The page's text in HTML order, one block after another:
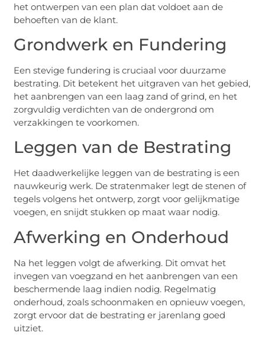
het ontwerpen van een plan dat voldoet aan de
behoeften van de klant.
Grondwerk en Fundering
Een stevige fundering is cruciaal voor duurzame
bestrating. Dit betekent het uitgraven van het gebied,
het aanbrengen van een laag zand of grind, en het
zorgvuldig verdichten van de ondergrond om
verzakkingen te voorkomen.
Leggen van de Bestrating
Het daadwerkelijke leggen van de bestrating is een
nauwkeurig werk. De stratenmaker legt de stenen of
tegels volgens het ontwerp, zorgt voor gelijkmatige
voegen, en snijdt stukken op maat waar nodig.
Afwerking en Onderhoud
Na het leggen volgt de afwerking. Dit omvat het
invegen van voegzand en het aanbrengen van een
beschermende laag indien nodig. Regelmatig
onderhoud, zoals schoonmaken en opnieuw voegen,
zorgt ervoor dat de bestrating er jarenlang goed
uitziet.